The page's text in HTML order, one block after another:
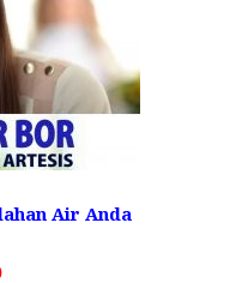
Air Anda